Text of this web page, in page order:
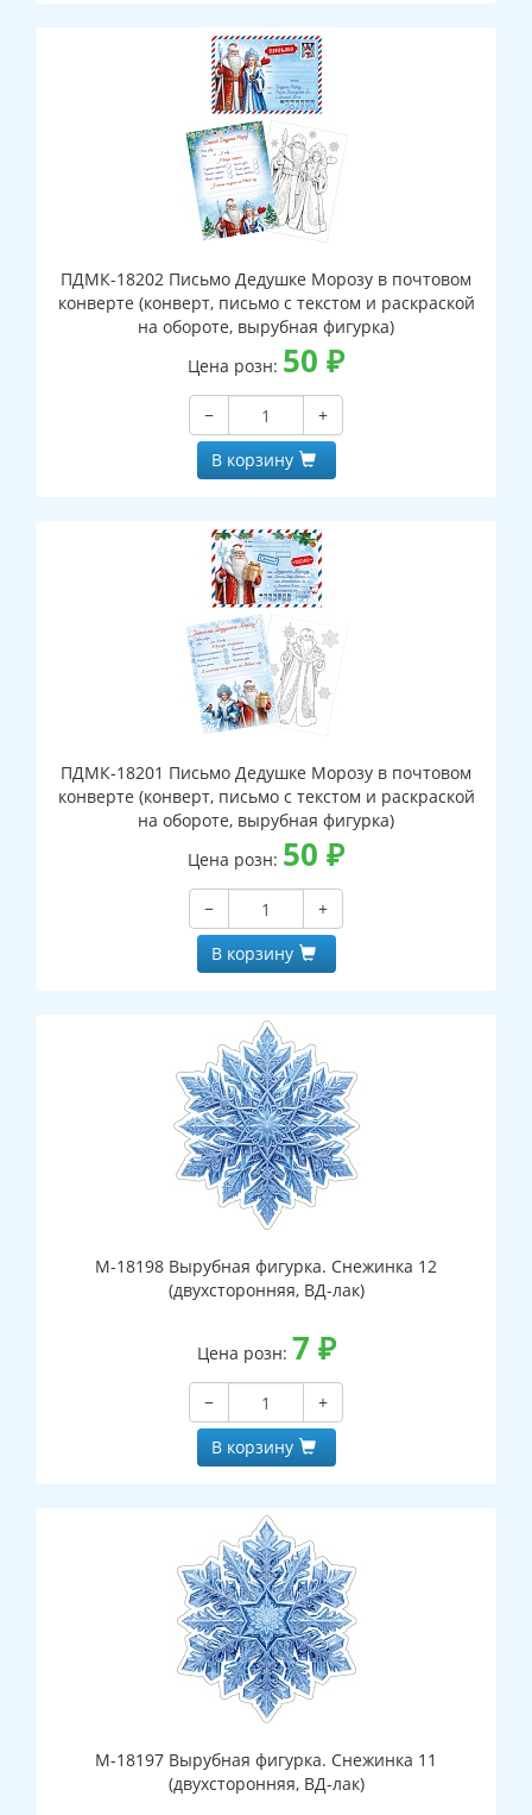
ПДМК-18202 Письмо Дедушке Морозу в почтовом
конверте (конверт, письмо с текстом и раскраской
на обороте, вырубная фигурка)
Цена розн: 50 ₽
−
+
В корзину
ПДМК-18201 Письмо Дедушке Морозу в почтовом
конверте (конверт, письмо с текстом и раскраской
на обороте, вырубная фигурка)
Цена розн: 50 ₽
−
+
В корзину
М-18198 Вырубная фигурка. Снежинка 12
(двухсторонняя, ВД-лак)
Цена розн: 7 ₽
−
+
В корзину
М-18197 Вырубная фигурка. Снежинка 11
(двухсторонняя, ВД-лак)